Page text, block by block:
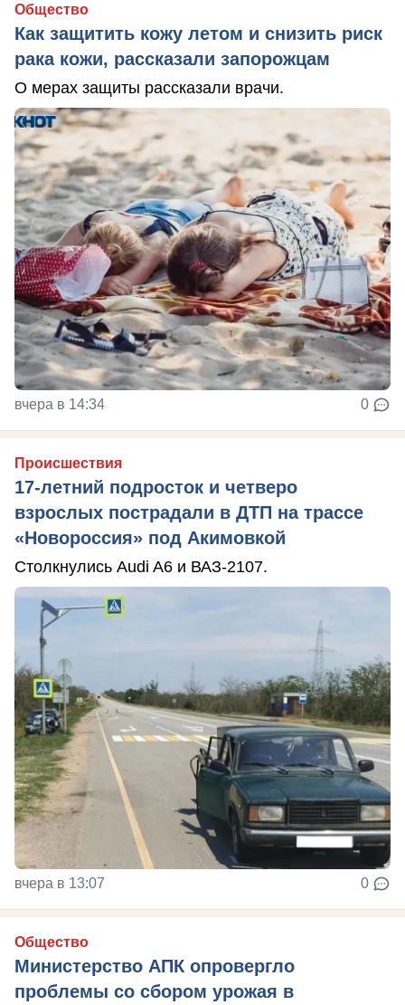
Общество
Как защитить кожу летом и снизить риск
рака кожи, рассказали запорожцам
О мерах защиты рассказали врачи.
вчера в 14:34 0
Происшествия
17-летний подросток и четверо
взрослых пострадали в ДТП на трассе
«Новороссия» под Акимовкой
Столкнулись Audi A6 и ВАЗ-2107.
вчера в 13:07 0
Общество
Министерство АПК опровергло
проблемы со сбором урожая в